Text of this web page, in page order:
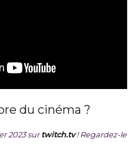
du cinéma ?
2023 surtwitch.tv ! Regardez-le